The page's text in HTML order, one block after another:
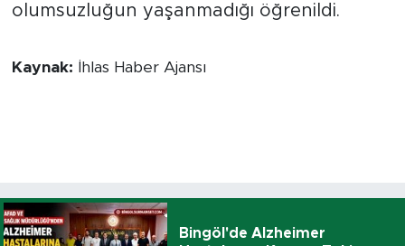
olumsuzluğun yaşanmadığı öğrenildi.
Kaynak: İhlas Haber Ajansı
Bingöl'de Alzheimer